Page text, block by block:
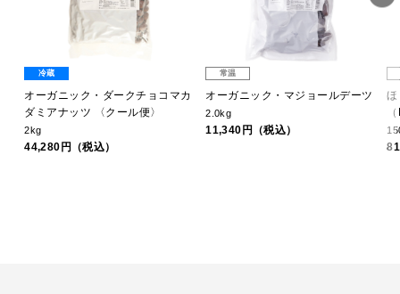
冷蔵
オーガニック・ダークチョコマカ
ダミアナッツ 〈クール便〉
2kg
44,280円（税込）
常温
オーガニック・マジョールデーツ
2.0kg
11,340円（税込）